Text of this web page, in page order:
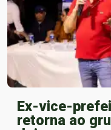
Ex-vice-
retorna ao